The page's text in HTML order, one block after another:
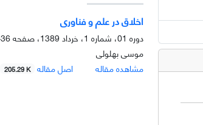
اخلاق در علم و فناوری
دوره 01، شماره 1، خرداد 1389، صفحه
36-42
موسی بهلولی
مشاهده مقاله
اصل مقاله 205.29 K